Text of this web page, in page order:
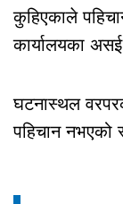
कुहिएकाले
कार्यालयका
घटनास्थल
पहिचान नभएको